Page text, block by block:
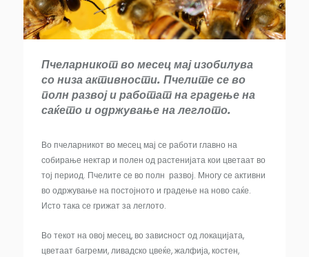
Пчеларникот во месец мај изобилува
со низа активности. Пчелите се во
полн развој и работат на градење на
саќето и одржување на леглото.
Во пчеларникот во месец мај се работи главно на
собирање нектар и полен од растенијата кои цветаат во
тој период. Пчелите се во полн развој. Многу се активни
во одржување на постојното и градење на ново саќе.
Исто така се грижат за леглото.
Во текот на овој месец, во зависност од локацијата,
цветаат багреми, ливадско цвеќе, жалфија, костен,